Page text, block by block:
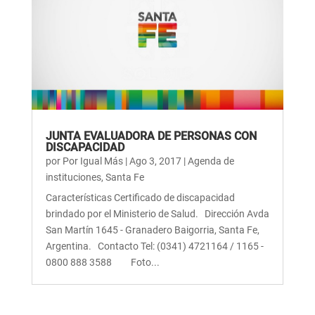
JUNTA EVALUADORA DE PERSONAS CON
DISCAPACIDAD
por Por Igual Más|Ago 3, 2017|Agenda de
instituciones, Santa Fe
Características Certificado de discapacidad
brindado por el Ministerio de Salud. Dirección Avda
San Martín 1645 - Granadero Baigorria, Santa Fe,
Argentina. Contacto Tel: (0341) 4721164 / 1165 -
0800 888 3588 Foto...